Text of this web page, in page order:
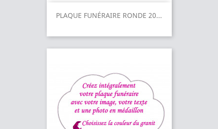
PLAQUE FUNÉRAIRE RONDE 20...